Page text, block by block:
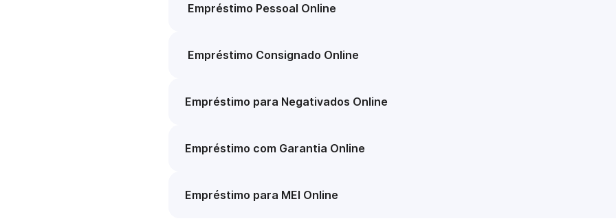
Empréstimo Pessoal Online
Empréstimo Consignado Online
Empréstimo para Negativados Online
Empréstimo com Garantia Online
Empréstimo para MEI Online